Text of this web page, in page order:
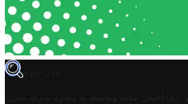
TROVIT
دليل أعمال تملكه وتحتفظ به وتديره
شركة مخزن